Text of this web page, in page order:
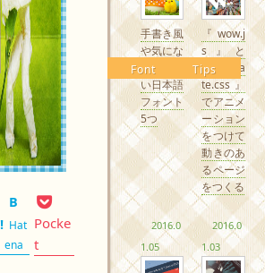
Hat
ena
Pocke
t
Font
手書き風
や気にな
るかわい
い日本語
フォント
5つ
Tips
『wow.j
s』と
『Anima
te.css』
でアニメ
ーション
をつけて
動きのあ
るページ
をつくる
2016.0
1.05
2016.0
1.03